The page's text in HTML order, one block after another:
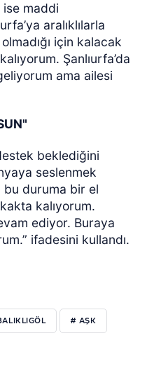
maddi
aralıklılarla
için kalacak
Şanlıurfa’da
ama ailesi
beklediğini
seslenmek
duruma bir el
kalıyorum.
ediyor. Buraya
ifadesini kullandı.
# AŞK